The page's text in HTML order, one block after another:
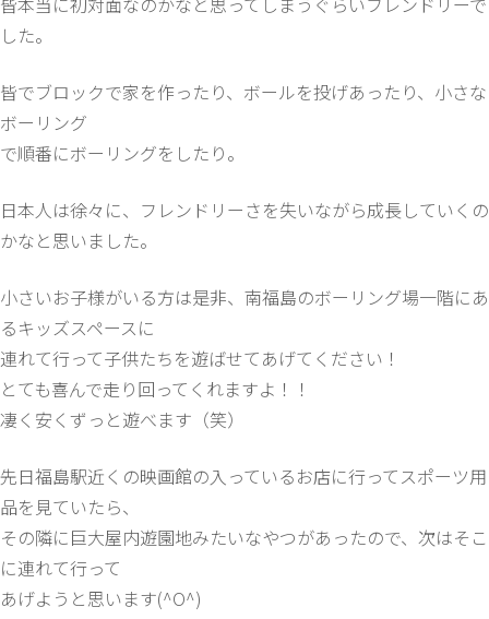
した。
皆でブロックで家を作ったり、ボールを投げあったり、小さな
ボーリング
で順番にボーリングをしたり。
日本人は徐々に、フレンドリーさを失いながら成長していくの
かなと思いました。
小さいお子様がいる方は是非、南福島のボーリング場一階にあ
るキッズスペースに
連れて行って子供たちを遊ばせてあげてください！
とても喜んで走り回ってくれますよ！！
凄く安くずっと遊べます（笑）
先日福島駅近くの映画館の入っているお店に行ってスポーツ用
品を見ていたら、
その隣に巨大屋内遊園地みたいなやつがあったので、次はそこ
に連れて行って
あげようと思います(^O^)